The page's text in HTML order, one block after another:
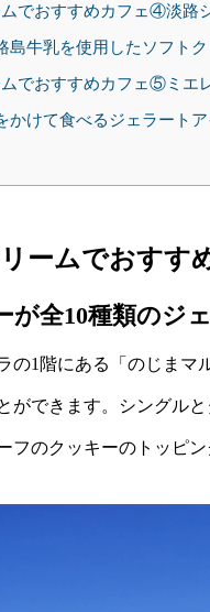
でおすすめカフェ④淡路
島牛乳を使用したソフトク
でおすすめカフェ⑤ミエ
かけて食べるジェラートア
ームでおすす
が全10種類のジ
の1階にある「のじまマ
ができます。シングル
フのクッキーのトッピ